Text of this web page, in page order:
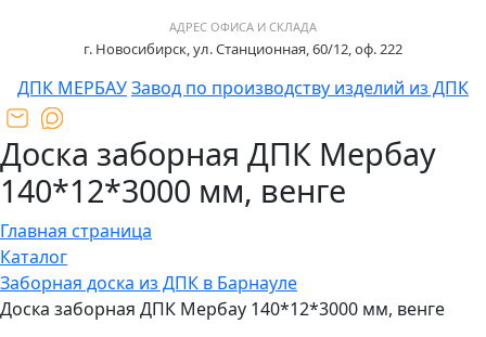
АДРЕС ОФИСА И СКЛАДА
г. Новосибирск, ул. Станционная, 60/12, оф. 222
ДПК МЕРБАУЗавод по производству изделий из ДПК
Доска заборная ДПК Мербау
140*12*3000 мм, венге
Главная страница
Каталог
Заборная доска из ДПК в Барнауле
Доска заборная ДПК Мербау 140*12*3000 мм, венге